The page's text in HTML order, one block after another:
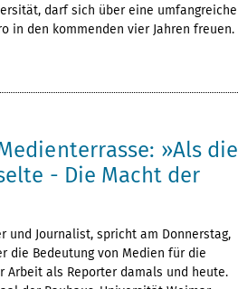
darf sich über eine umfangreiche
in den kommenden vier Jahren freuen.
»Als die
- Die Macht der
und Journalist, spricht am Donnerstag,
die Bedeutung von Medien für die
Arbeit als Reporter damals und heute.